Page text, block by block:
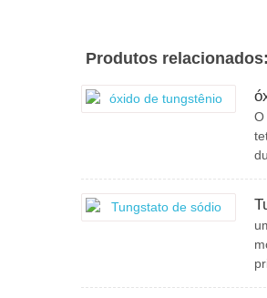
Produtos relacionados:
O